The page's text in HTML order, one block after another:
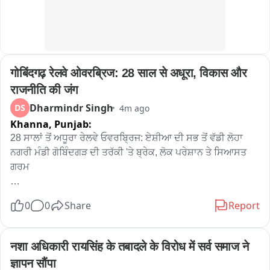
गोबिंदगढ़ रेलवे ओवरब्रिज: 28 साल से अधूरा, विकास और
राजनीति की जंग
DS Dharmindr Singh 4m ago
Khanna, Punjab:
28 ਸਾਲਾਂ ਤੋਂ ਅਧੂਰਾ ਰੇਲਵੇ ਓਵਰਬ੍ਰਿਜ: ਏਸ਼ੀਆ ਦੀ ਸਭ ਤੋਂ ਵੱਡੀ ਲੋਹਾ
ਨਗਰੀ ਮੰਡੀ ਗੋਬਿੰਦਗੜ ਦੀ ਤਰੱਕੀ 'ਤੇ ਬ੍ਰੇਕ, ਲੋਕ ਪਰੇਸ਼ਾਨ ਤੇ ਸਿਆਸਤ
ਗਰਮ
ਓਵਰਬ੍ਰਿਜ ਪਿਛਲੇ ਕਰੀਬ 28 ਸਾਲਾਂ ਤੋਂ ਅਧੂਰਾ ਪਿਆ ਹੈ। ਪ੍ਰਧਾਨ ਮੰਤਰੀ
ਬਦਲੀਆਂ, ਪਰ ਪੁਲ ਅੱਜ ਤੱਕ ਪੂਰਾ ਨਹੀਂ ਹੋ ਸਕਿਆ। ਪੁਲ ਦਾ ਵੱਡਾ ਹਿੱਸਾ
ਬਣ ਚੁੱਕਾ ਹੈ, ਪਰ ਰੇਲਵੇ ਦੇ ਹਿੱਸੇ ਦਾ ਕੰਮ ਰੁਕਿਆ ਹੋਇਆ ਹੈ। ਇਸ ਕਾਰਨ
ਰੋਜ਼ਾਨਾ ਰੇਲਵੇ ਫਾਟਕਾਂ 'ਤੇ ਲੰਬੇ ਜਾਮ ਲੱਗਦੇ ਹਨ, ਉਦਯੋਗਾਂ ਦਾ ਕੰਮ
0 0 Share Report
नशा अधिकारी रायसिंह के तबादले के विरोध में सर्व समाज ने
ज्ञापन सौंपा